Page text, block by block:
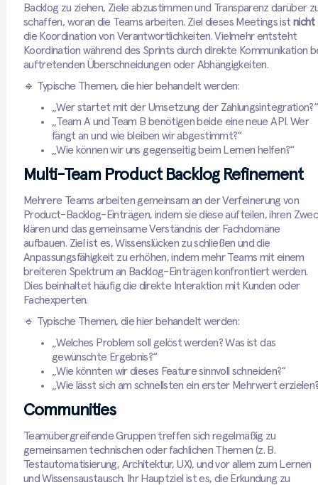
Backlog zu ziehen, Ziele abzustimmen und Transparenz darüber
schaffen, woran die Teams arbeiten. Ziel dieses Meetings ist nicht
die Koordination von Verantwortlichkeiten. Vielmehr entsteht
Koordination während des Sprints durch direkte Kommunikation
auftretenden Überschneidungen oder Abhängigkeiten.
🔹 Typische Themen, die hier behandelt werden:
„Wer startet mit der Umsetzung der Zahlungsintegration?“
„Team A und Team B benötigen beide eine neue API. Wer
fängt an und wie bleiben wir abgestimmt?“
„Wie können wir uns gegenseitig beim Lernen helfen?“
Multi-Team Product Backlog Refinement
Mehrere Teams arbeiten gemeinsam an der Verfeinerung von
Product-Backlog-Einträgen, indem sie diese aufteilen, ihren
klären und das gemeinsame Verständnis der Fachdomäne
aufbauen. Ziel ist es, Wissenslücken zu schließen und die
Anpassungsfähigkeit zu erhöhen, indem mehr Teams mit einem
breiteren Spektrum an Backlog-Einträgen konfrontiert werden.
Dies beinhaltet häufig die direkte Interaktion mit Kunden oder
Fachexperten.
🔹 Typische Themen, die hier behandelt werden:
„Welches Problem soll gelöst werden? Was ist das
gewünschte Ergebnis?“
„Wie könnten wir dieses Feature sinnvoll schneiden?“
„Wie lässt sich am schnellsten ein erster Mehrwert
Communities
Teamübergreifende Gruppen treffen sich regelmäßig zu
gemeinsamen technischen oder fachlichen Themen (z. B.
Testautomatisierung, Architektur, UX), und vor allem zum Lernen
und Wissensaustausch. Ihr Hauptziel ist es, die Erkundung zu